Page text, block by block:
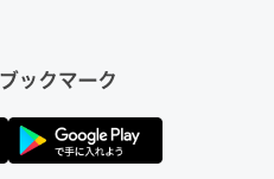
の父67歳と僕。ITツール導入で